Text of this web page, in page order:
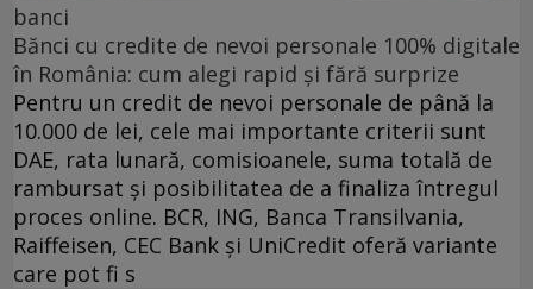
banci
Bănci cu credite de nevoi personale 100% digitale
în România: cum alegi rapid și fără surprize
Pentru un credit de nevoi personale de până la
10.000 de lei, cele mai importante criterii sunt
DAE, rata lunară, comisioanele, suma totală de
rambursat și posibilitatea de a finaliza întregul
proces online. BCR, ING, Banca Transilvania,
Raiffeisen, CEC Bank și UniCredit oferă variante
care pot fi s